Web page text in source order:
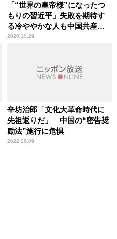
「“世界の皇帝様”になったつ
もりの習近平」失敗を期待す
る冷ややかな人も中国共産党
には多い
2020.10.29
辛坊治郎「文化大革命時代に
先祖返りだ」 中国の“密告奨
励法”施行に危惧
2022.06.09